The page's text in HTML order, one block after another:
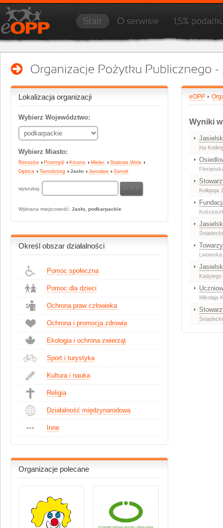
Lokalizacja organizacji
Wybierz Województwo:
Wybierz Miasto:
Rzeszów Przemyśl Krosno Mielec
Stalowa Wola
Dębica
Tarnobrzeg Jasło Jarosław Sanok
wyszukaj:
Wybrana miejscowość: Jasło, podkarpackie
Określ obszar działalności
Pomoc społeczna
Pomoc dla dzieci
Ochrona praw człowieka
Ochrona i promocja zdrowia
Ekologia i ochrona zwierząt
Sport i turystyka
Kultura i nauka
Religia
Działalność międzynarodowa
Inne
Organizacje polecane
eOPP
Wyniki
Na
Kołłątaja
Lwowska
Kadyiego
Mikołaja